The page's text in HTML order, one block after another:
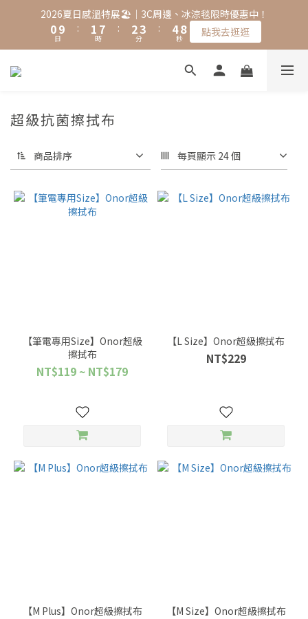
2026夏日感溫特展🏖️｜3C周邊、冰涼毯限時優惠中！
1
09
8
3
1
0
日
:
2
1
0
8
7
6
1
時
:
3
2
1
4
3
2
分
:
5
4
3
9
8
7
5
0
秒 點我去逛逛
超級抗菌擦拭布
商品排序 每頁顯示 24 個
【筆電專用Size】Onor超級
擦拭布
NT$119 ~ NT$179
【L Size】Onor超級擦拭布
NT$229
【M Plus】Onor超級擦拭布 【M Size】Onor超級擦拭布